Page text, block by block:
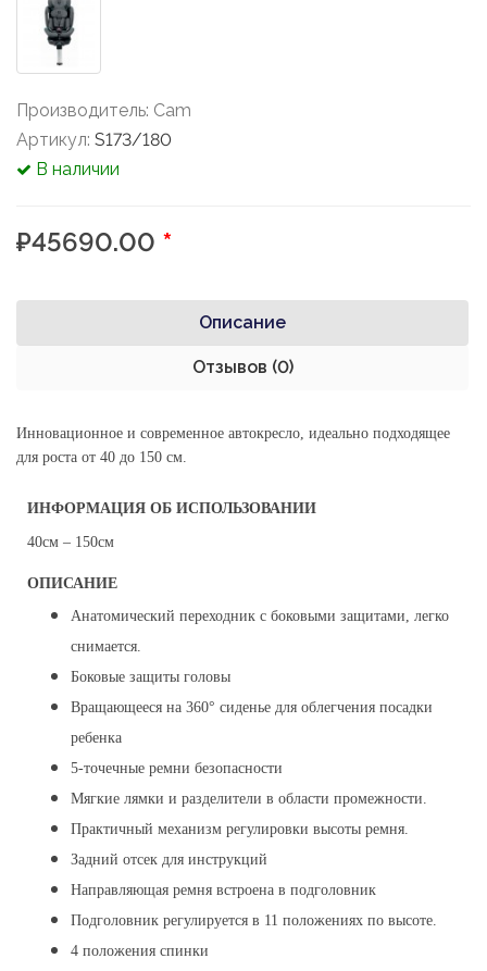
Производитель: Cam
Артикул: S173/180
В наличии
₽45690.00 *
Описание
Отзывов (0)
Инновационное и современное автокресло, идеально подходящее
для роста от 40 до 150 см.
ИНФОРМАЦИЯ ОБ ИСПОЛЬЗОВАНИИ
40см – 150см
ОПИСАНИЕ
Анатомический переходник с боковыми защитами, легко
снимается.
Боковые защиты головы
Вращающееся на 360° сиденье для облегчения посадки
ребенка
5-точечные ремни безопасности
Мягкие лямки и разделители в области промежности.
Практичный механизм регулировки высоты ремня.
Задний отсек для инструкций
Направляющая ремня встроена в подголовник
Подголовник регулируется в 11 положениях по высоте.
4 положения спинки